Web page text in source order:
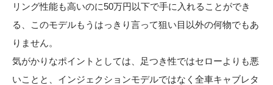
リング性能も高いのに50万円以下で手に入れることができ
る、このモデルもうはっきり言って狙い目以外の何物でもあ
りません。
気がかりなポイントとしては、足つき性ではセローよりも悪
いことと、インジェクションモデルではなく全車キャブレタ